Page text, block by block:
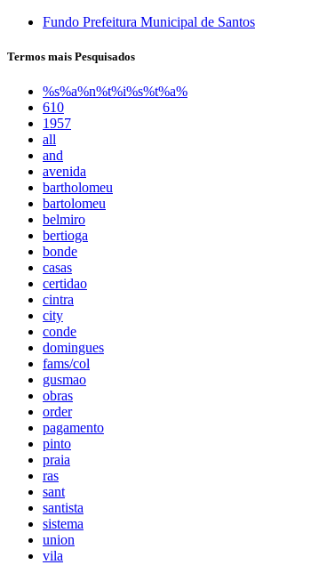
Fundo Prefeitura Municipal de Santos
Termos mais Pesquisados
%s%a%n%t%i%s%t%a%
610
1957
all
and
avenida
bartholomeu
bartolomeu
belmiro
bertioga
bonde
casas
certidao
cintra
city
conde
domingues
fams/col
gusmao
obras
order
pagamento
pinto
praia
ras
sant
santista
sistema
union
vila